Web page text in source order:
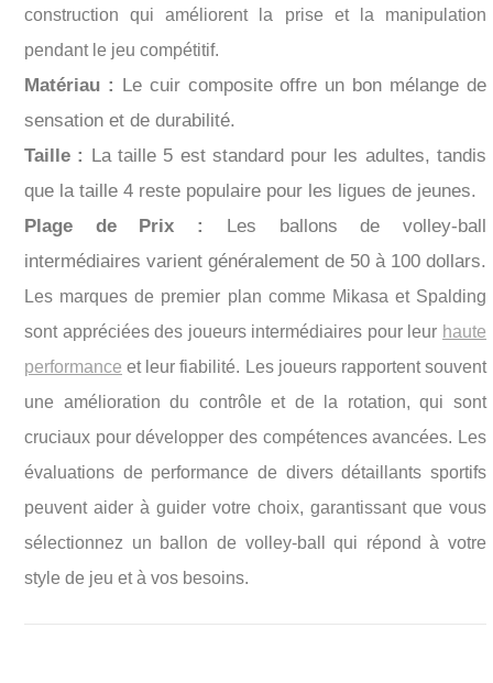
construction qui améliorent la prise et la manipulation
pendant le jeu compétitif.
Matériau : Le cuir composite offre un bon mélange de
sensation et de durabilité.
Taille : La taille 5 est standard pour les adultes, tandis
que la taille 4 reste populaire pour les ligues de jeunes.
Plage de Prix :
Les ballons de volley-ball
intermédiaires varient généralement de 50 à 100 dollars.
Les marques de premier plan comme Mikasa et Spalding
sont appréciées des joueurs intermédiaires pour leur haute
performance et leur fiabilité. Les joueurs rapportent souvent
une amélioration du contrôle et de la rotation, qui sont
cruciaux pour développer des compétences avancées. Les
évaluations de performance de divers détaillants sportifs
peuvent aider à guider votre choix, garantissant que vous
sélectionnez un ballon de volley-ball qui répond à votre
style de jeu et à vos besoins.